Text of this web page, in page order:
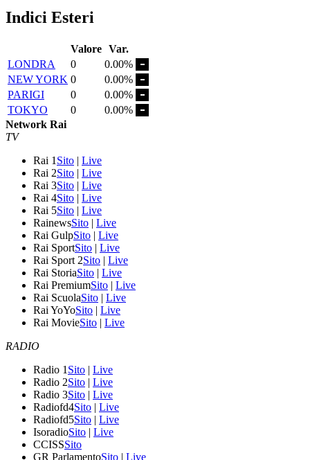
Indici Esteri
Valore Var.
LONDRA
0
0.00%
NEW YORK 0
0.00%
PARIGI
0
0.00%
TOKYO
0
0.00%
Network Rai
TV
Rai 1 Sito | Live
Rai 2Sito | Live
Rai 3Sito | Live
Rai 4Sito | Live
Rai 5Sito | Live
RainewsSito | Live
Rai GulpSito | Live
Rai SportSito | Live
Rai Sport 2Sito | Live
Rai StoriaSito | Live
Rai PremiumSito | Live
Rai ScuolaSito | Live
Rai YoYoSito | Live
Rai MovieSito | Live
RADIO
Radio 1 Sito | Live
Radio 2Sito | Live
Radio 3Sito | Live
Radiofd4Sito | Live
Radiofd5Sito | Live
IsoradioSito | Live
CCISSSito
GR ParlamentoSito | Live